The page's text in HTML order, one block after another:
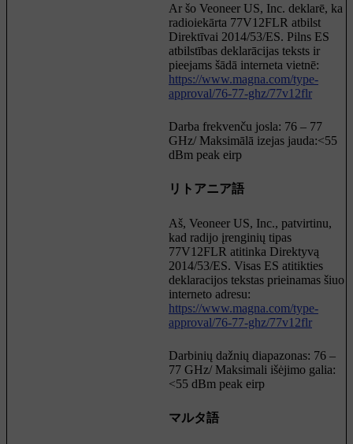
Ar šo Veoneer US, Inc. deklarē, ka
radioiekārta 77V12FLR atbilst
Direktīvai 2014/53/ES. Pilns ES
atbilstības deklarācijas teksts ir
pieejams šādā interneta vietnē:
https://www.magna.com/type-
approval/76-77-ghz/77v12flr
Darba frekvenču josla: 76 – 77
GHz/ Maksimālā izejas jauda:<55
dBm peak eirp
リトアニア語
Aš, Veoneer US, Inc., patvirtinu,
kad radijo įrenginių tipas
77V12FLR atitinka Direktyvą
2014/53/ES. Visas ES atitikties
deklaracijos tekstas prieinamas šiuo
interneto adresu:
https://www.magna.com/type-
approval/76-77-ghz/77v12flr
Darbinių dažnių diapazonas: 76 –
77 GHz/ Maksimali išėjimo galia:
<55 dBm peak eirp
マルタ語